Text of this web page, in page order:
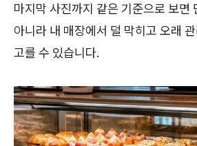
마지막 사진까지 같은 기준으로 보면
아니라 내 매장에서 덜 막히고 오래
고를 수 있습니다.